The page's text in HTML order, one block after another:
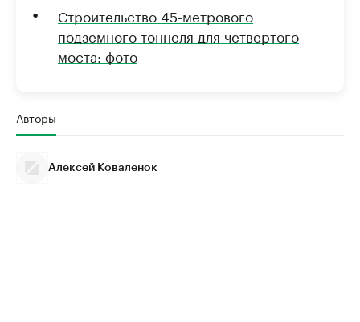
Строительство 45-метрового
подземного тоннеля для четвертого
моста: фото
Авторы
Алексей Коваленок